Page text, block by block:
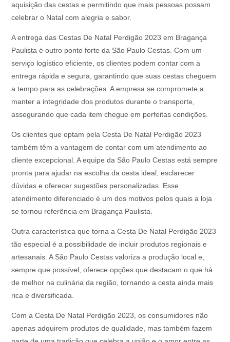
aquisição das cestas e permitindo que mais pessoas possam
celebrar o Natal com alegria e sabor.
A entrega das Cestas De Natal Perdigão 2023 em Bragança
Paulista é outro ponto forte da São Paulo Cestas. Com um
serviço logístico eficiente, os clientes podem contar com a
entrega rápida e segura, garantindo que suas cestas cheguem
a tempo para as celebrações. A empresa se compromete a
manter a integridade dos produtos durante o transporte,
assegurando que cada item chegue em perfeitas condições.
Os clientes que optam pela Cesta De Natal Perdigão 2023
também têm a vantagem de contar com um atendimento ao
cliente excepcional. A equipe da São Paulo Cestas está sempre
pronta para ajudar na escolha da cesta ideal, esclarecer
dúvidas e oferecer sugestões personalizadas. Esse
atendimento diferenciado é um dos motivos pelos quais a loja
se tornou referência em Bragança Paulista.
Outra característica que torna a Cesta De Natal Perdigão 2023
tão especial é a possibilidade de incluir produtos regionais e
artesanais. A São Paulo Cestas valoriza a produção local e,
sempre que possível, oferece opções que destacam o que há
de melhor na culinária da região, tornando a cesta ainda mais
rica e diversificada.
Com a Cesta De Natal Perdigão 2023, os consumidores não
apenas adquirem produtos de qualidade, mas também fazem